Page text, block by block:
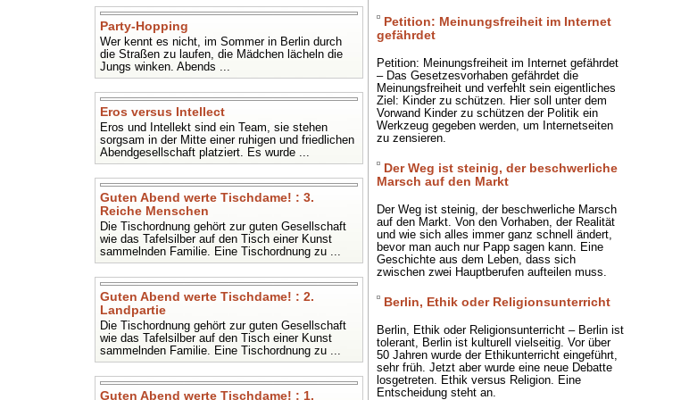
Party-Hopping
Wer kennt es nicht, im Sommer in Berlin durch
die Straßen zu laufen, die Mädchen lächeln die
Jungs winken. Abends ...
Eros versus Intellect
Eros und Intellekt sind ein Team, sie stehen
sorgsam in der Mitte einer ruhigen und friedlichen
Abendgesellschaft platziert. Es wurde ...
Guten Abend werte Tischdame! : 3.
Reiche Menschen
Die Tischordnung gehört zur guten Gesellschaft
wie das Tafelsilber auf den Tisch einer Kunst
sammelnden Familie. Eine Tischordnung zu ...
Guten Abend werte Tischdame! : 2.
Landpartie
Die Tischordnung gehört zur guten Gesellschaft
wie das Tafelsilber auf den Tisch einer Kunst
sammelnden Familie. Eine Tischordnung zu ...
Guten Abend werte Tischdame! : 1.
Petition: Meinungsfreiheit im Internet
gefährdet
Petition: Meinungsfreiheit im Internet gefährdet
– Das Gesetzesvorhaben gefährdet die
Meinungsfreiheit und verfehlt sein eigentliches
Ziel: Kinder zu schützen. Hier soll unter dem
Vorwand Kinder zu schützen der Politik ein
Werkzeug gegeben werden, um Internetseiten
zu zensieren.
Der Weg ist steinig, der beschwerliche
Marsch auf den Markt
Der Weg ist steinig, der beschwerliche Marsch
auf den Markt. Von den Vorhaben, der Realität
und wie sich alles immer ganz schnell ändert,
bevor man auch nur Papp sagen kann. Eine
Geschichte aus dem Leben, dass sich
zwischen zwei Hauptberufen aufteilen muss.
Berlin, Ethik oder Religionsunterricht
Berlin, Ethik oder Religionsunterricht – Berlin ist
tolerant, Berlin ist kulturell vielseitig. Vor über
50 Jahren wurde der Ethikunterricht eingeführt,
sehr früh. Jetzt aber wurde eine neue Debatte
losgetreten. Ethik versus Religion. Eine
Entscheidung steht an.